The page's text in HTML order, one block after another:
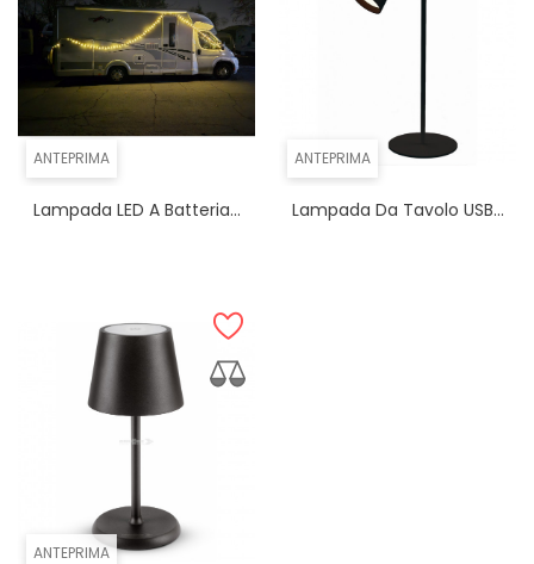
ANTEPRIMA
Lampada LED A Batteria...
ANTEPRIMA
Lampada Da Tavolo USB...
ANTEPRIMA